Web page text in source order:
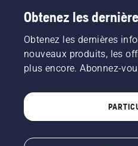
Obtenez les
Obtenez les dernières
nouveaux produits, les
plus encore. Abonnez-